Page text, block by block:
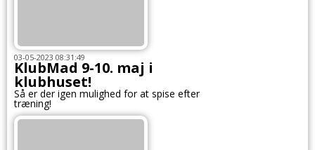
03-05-2023 08:31:49
KlubMad 9-10. maj i
klubhuset!
Så er der igen mulighed for at spise efter
træning!